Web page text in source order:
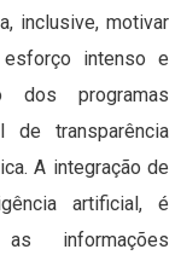
inclusive, motivar
intenso e
dos programas
transparência
A integração de
artificial, é
informações